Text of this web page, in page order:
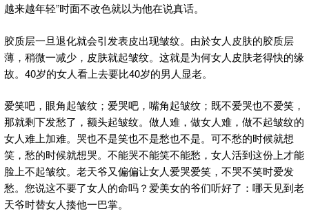
越来越年轻”时面不改色就以为他在说真话。
胶质层一旦退化就会引发表皮出现皱纹。由於女人皮肤的胶质层
薄，稍微一减少，皮肤就起皱纹。这就是为何女人皮肤老得快的缘
故。40岁的女人看上去要比40岁的男人显老。
爱笑吧，眼角起皱纹；爱哭吧，嘴角起皱纹；既不爱哭也不爱笑，
那就剩下发愁了，额头起皱纹。做人难，做女人难，做不起皱纹的
女人难上加难。哭也不是笑也不是愁也不是。可不愁的时候就想
笑，愁的时候就想哭。不能哭不能笑不能愁，女人活到这份上才能
脸上不起皱纹。老天爷又偏偏让女人爱哭爱笑，不哭不笑时爱发
愁。您说这不要了女人的命吗？爱美女的爷们听好了：哪天见到老
天爷时替女人揍他一巴掌。